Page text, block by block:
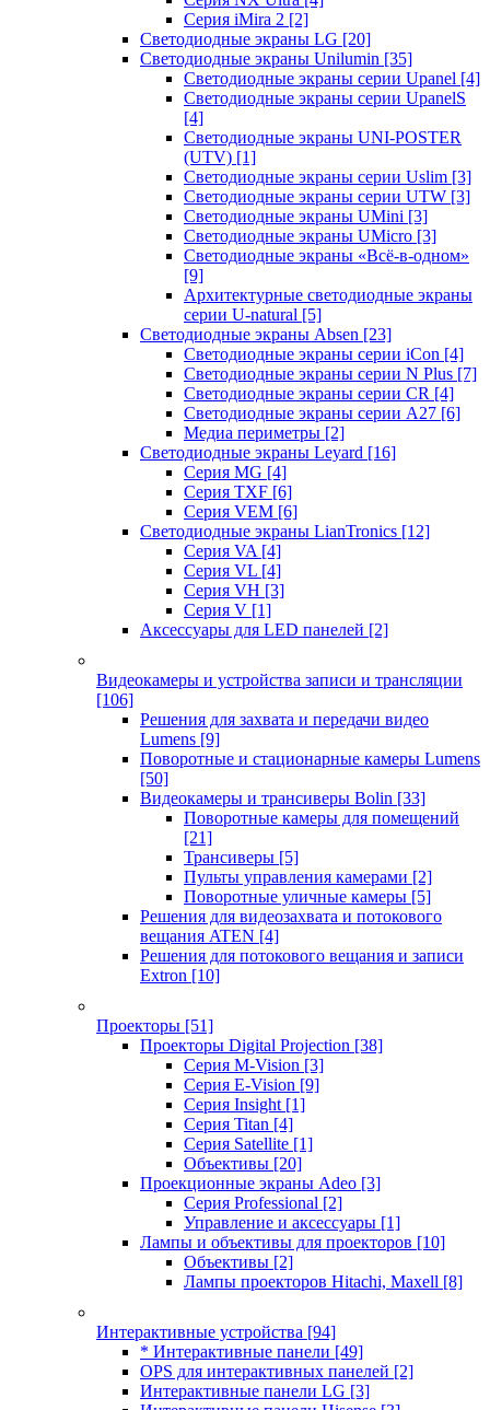
Серия iMira 2 [2]
Светодиодные экраны LG [20]
Светодиодные экраны Unilumin [35]
Светодиодные экраны серии Upanel [4]
Светодиодные экраны серии UpanelS
[4]
Светодиодные экраны UNI-POSTER
(UTV) [1]
Светодиодные экраны серии Uslim [3]
Светодиодные экраны серии UTW [3]
Светодиодные экраны UMini [3]
Светодиодные экраны UMicro [3]
Светодиодные экраны «Всё-в-одном»
[9]
Архитектурные светодиодные экраны
серии U-natural [5]
Светодиодные экраны Absen [23]
Светодиодные экраны серии iCon [4]
Светодиодные экраны серии N Plus [7]
Светодиодные экраны серии CR [4]
Светодиодные экраны серии А27 [6]
Медиа периметры [2]
Светодиодные экраны Leyard [16]
Серия MG [4]
Серия TXF [6]
Серия VEM [6]
Светодиодные экраны LianTronics [12]
Серия VA [4]
Серия VL [4]
Серия VH [3]
Серия V [1]
Аксессуары для LED панелей [2]
Видеокамеры и устройства записи и трансляции
[106]
Решения для захвата и передачи видео
Lumens [9]
Поворотные и стационарные камеры Lumens
[50]
Видеокамеры и трансиверы Bolin [33]
Поворотные камеры для помещений
[21]
Трансиверы [5]
Пульты управления камерами [2]
Поворотные уличные камеры [5]
Решения для видеозахвата и потокового
вещания ATEN [4]
Решения для потокового вещания и записи
Extron [10]
Проекторы [51]
Проекторы Digital Projection [38]
Серия M-Vision [3]
Серия E-Vision [9]
Серия Insight [1]
Серия Titan [4]
Серия Satellite [1]
Объективы [20]
Проекционные экраны Adeo [3]
Серия Professional [2]
Управление и аксессуары [1]
Лампы и объективы для проекторов [10]
Объективы [2]
Лампы проекторов Hitachi, Maxell [8]
Интерактивные устройства [94]
* Интерактивные панели [49]
OPS для интерактивных панелей [2]
Интерактивные панели LG [3]